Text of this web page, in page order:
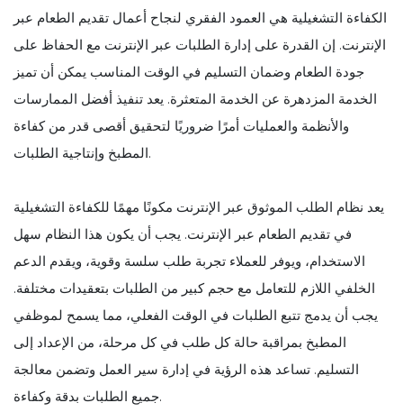
الكفاءة التشغيلية هي العمود الفقري لنجاح أعمال تقديم الطعام عبر
الإنترنت. إن القدرة على إدارة الطلبات عبر الإنترنت مع الحفاظ على
جودة الطعام وضمان التسليم في الوقت المناسب يمكن أن تميز
الخدمة المزدهرة عن الخدمة المتعثرة. يعد تنفيذ أفضل الممارسات
والأنظمة والعمليات أمرًا ضروريًا لتحقيق أقصى قدر من كفاءة
المطبخ وإنتاجية الطلبات.
يعد نظام الطلب الموثوق عبر الإنترنت مكونًا مهمًا للكفاءة التشغيلية
في تقديم الطعام عبر الإنترنت. يجب أن يكون هذا النظام سهل
الاستخدام، ويوفر للعملاء تجربة طلب سلسة وقوية، ويقدم الدعم
الخلفي اللازم للتعامل مع حجم كبير من الطلبات بتعقيدات مختلفة.
يجب أن يدمج تتبع الطلبات في الوقت الفعلي، مما يسمح لموظفي
المطبخ بمراقبة حالة كل طلب في كل مرحلة، من الإعداد إلى
التسليم. تساعد هذه الرؤية في إدارة سير العمل وتضمن معالجة
جميع الطلبات بدقة وكفاءة.